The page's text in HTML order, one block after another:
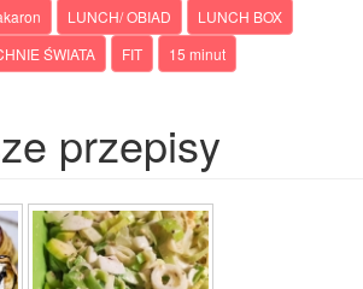
LUNCH/ OBIAD
LUNCH BOX
ŚWIATA
FIT 15 minut
przepisy